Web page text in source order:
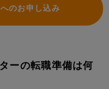
のお申し込み
ーの転職準備は何